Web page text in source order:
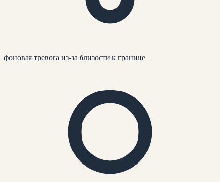
фоновая тревога из-за близости к границе